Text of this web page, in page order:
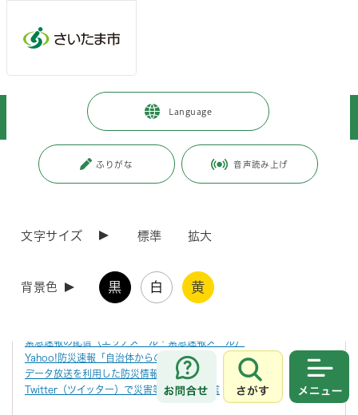
Language
ふりがな 音声読み上げ
文字サイズ 標準 拡大
背景色 黒 白 黄
お問合せ
さがす
見沼区 安心・安全のために 防災・気象情報
防災・災害に関する情報提供
更新日付：2022年8月15日 / ページ番号：C060991
市では、ホームページによる防災気象情報（「
報を提供しています。
いざという時のために、あらかじめご確認ください。
緊急速報の配信（エリアメール・緊急速報メール）
Yahoo!防災速報「自治体からの緊急情報」
データ放送を利用した防災情報
Twitter（ツイッター）で災害等の情報の発信